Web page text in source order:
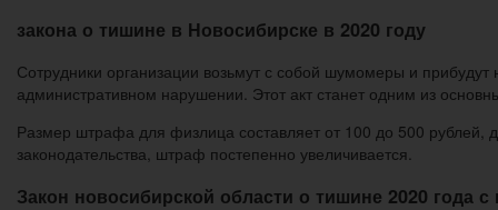
закона о тишине в Новосибирске в 2020 году
Сотрудники организации возьмут с собой шумомеры и
административном нарушении. Этот акт станет одним из
Размер штрафа для физлица составляет от 100 до 500
законодательства, штраф постепенно увеличивается.
Закон новосибирской области о тишине 2020 года